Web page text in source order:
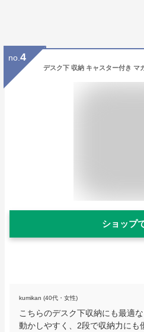
no. 4
ショップ
kumikan (40代・女性)
こちらのデスク下収納にも最適
動かしやすく、2段で収納力にも